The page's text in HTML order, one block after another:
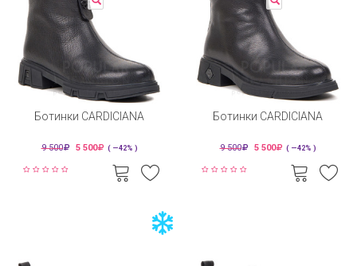
Ботинки CARDICIANA
9 500 5 500 ( —42% )
Ботинки CARDICIANA
9 500 5 500 ( —42% )